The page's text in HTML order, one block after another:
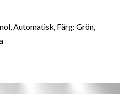
Automatisk, Färg: Grön,